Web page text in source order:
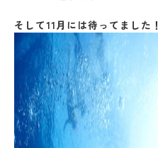
そして11月には待ってました！